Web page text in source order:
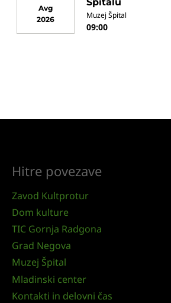
Avg
2026
Muzej Špital
09:00
Hitre povezave
Zavod Kultprotur
Dom kulture
TIC Gornja Radgona
Grad Negova
Muzej Špital
Mladinski center
Kontakti in delovni čas